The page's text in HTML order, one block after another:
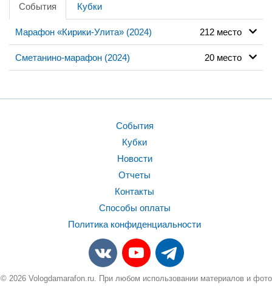
События Кубки
Марафон «Кирики-Улита» (2024) 212 место
Сметанино-марафон (2024) 20 место
События
Кубки
Новости
Отчеты
Контакты
Способы оплаты
Политика конфиденциальности
© 2026 Vologdamarafon.ru. При любом использовании материалов и фото